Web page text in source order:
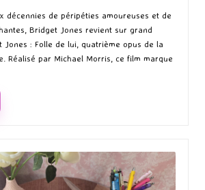
in
décennies de péripéties amoureuses et de
Bridget Jones revient sur grand
Jones : Folle de lui, quatrième opus de la
Réalisé par Michael Morris, ce film marque